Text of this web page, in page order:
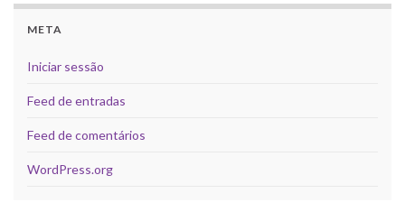
META
Iniciar sessão
Feed de entradas
Feed de comentários
WordPress.org